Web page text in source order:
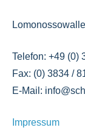
Telefon: +49 (0)
Fax: (0) 3834 /
E-Mail:
Impressum